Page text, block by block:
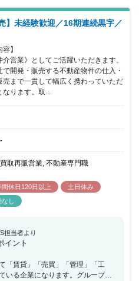
業少なめ／長期休暇9連休年３回
り、仕事とプライベートのメリハ
スの実現も可能です。 少人数
相談できる環境で、未経験スター
～最長9カ月程度で初契約を経験
】未経験歓迎／16期連続黒字／
容】
介営業》としてご活躍いただきます。
で開発・販売する不動産物件の仕入・
売まで一貫して幅広く携わっていただ
なります。取...
取再販営業, 不動産専門職
間休日120日以上
土日休み
なし
担当者より
イント
「賃貸」「売買」「管理」「工
いる企業になります。グループ会